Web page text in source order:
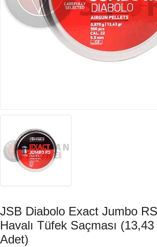
JSB Diabolo Exact Jumbo
Havalı Tüfek Saçması
Adet)